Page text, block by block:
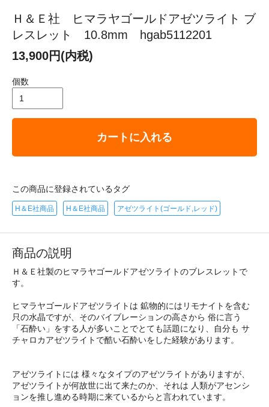
Ｈ＆Ｅ社 ヒマラヤゴールドアゼツライト ブ
レスレット 10.8mm hgab5112201
13,900円(内税)
個数
カートに入れる
この商品に登録されているタグ
H＆E社商品 H＆E社商品 アゼツライト(ゴールド,レッド)
商品の説明
Ｈ＆Ｅ社製のヒマラヤゴールドアゼツライトのブレスレットで
す。
ヒマラヤゴールドアゼツライトは 鉱物的にはリモナイトを含む
只の水晶ですが、そのバイブレーションの高さから 俗に言う
「石酔い」をする人が多いことでとても話題になり、自分も サ
チャロカアゼツライトで酷い石酔いをした経験があります。
アゼツライトには 様々なタイプのアゼツライトがありますが、
アゼツライトが何故世に出て来たのか、それは 人類がアセンシ
ョンを推し進める時期に来ているからと言われています。